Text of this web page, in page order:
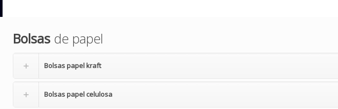
Bolsas de papel
Bolsaspapel kraft
Bolsaspapel celulosa